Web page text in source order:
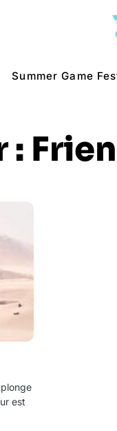
Summer Game
:
est